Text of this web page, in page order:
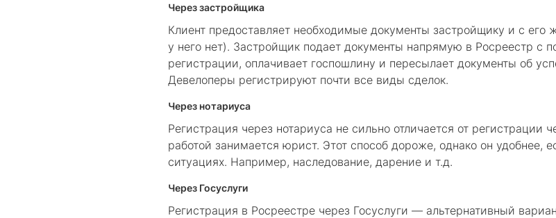
Через застройщика
Клиент предоставляет необходимые документы застройщику и с
у него нет). Застройщик подает документы напрямую в Росреестр с
регистрации, оплачивает госпошлину и пересылает документы об
Девелоперы регистрируют почти все виды сделок.
Через нотариуса
Регистрация через нотариуса не сильно отличается от регистрации
работой занимается юрист. Этот способ дороже, однако он удобнее,
ситуациях. Например, наследование, дарение и т.д.
Через Госуслуги
Регистрация в Росреестре через Госуслуги — альтернативный